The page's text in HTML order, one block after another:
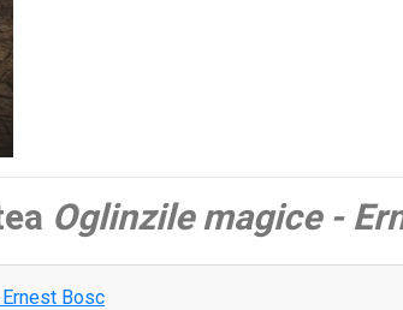
Oglinzile magice -
Bosc